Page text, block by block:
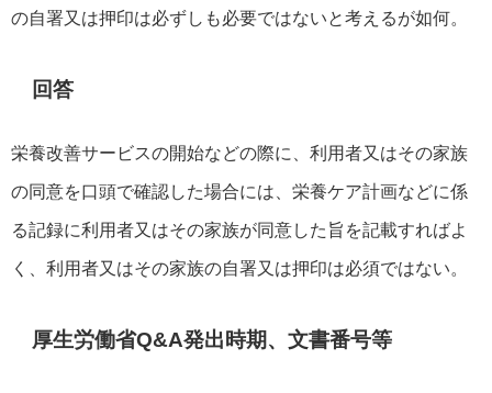
の自署又は押印は必ずしも必要ではないと考えるが如何。
回答
栄養改善サービスの開始などの際に、利用者又はその家族
の同意を口頭で確認した場合には、栄養ケア計画などに係
る記録に利用者又はその家族が同意した旨を記載すればよ
く、利用者又はその家族の自署又は押印は必須ではない。
厚生労働省Q&A発出時期、文書番号等